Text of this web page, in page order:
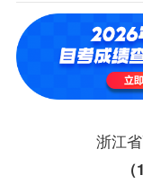
浙江省